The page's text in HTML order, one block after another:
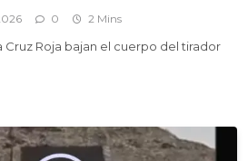
0 2 Mins
Cruz Roja bajan el cuerpo del tirador